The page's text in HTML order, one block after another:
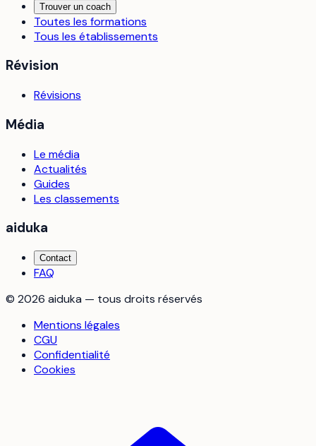
Trouver un coach
Toutes les formations
Tous les établissements
Révision
Révisions
Média
Le média
Actualités
Guides
Les classements
aiduka
Contact
FAQ
© 2026 aiduka — tous droits réservés
Mentions légales
CGU
Confidentialité
Cookies